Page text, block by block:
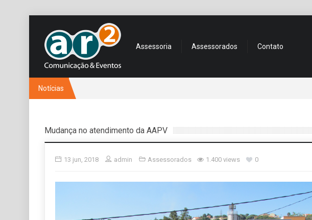
Assessoria Assessorados Contato
Notícias
Mudança no atendimento da AAPV
13 jun, 2018 admin Assessorados 1.400 views 0